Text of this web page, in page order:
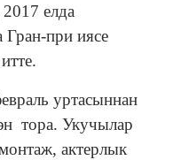
елда
при иясе
уртасыннан
тора. Укучылар
актерлык